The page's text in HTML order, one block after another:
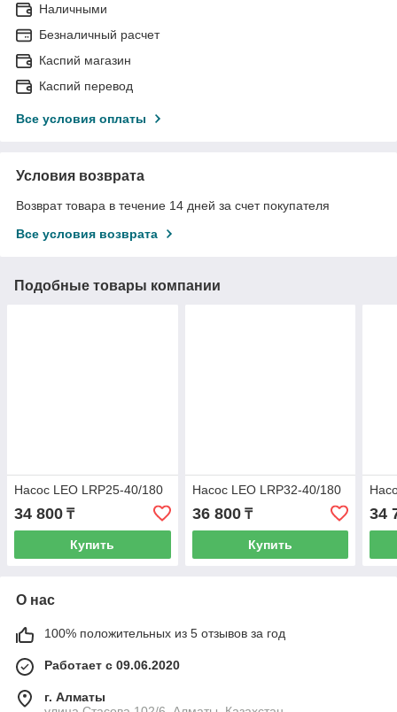
Наличными
Безналичный расчет
Каспий магазин
Каспий перевод
Все условия оплаты
Условия возврата
Возврат товара в течение 14 дней за счет покупателя
Все условия возврата
Подобные товары компании
Насос LEO LRP25-40/180
34 800 ₸
Купить
Насос LEO LRP32-40/180
36 800₸
Купить
34
О нас
100% положительных из 5 отзывов за год
Работает с 09.06.2020
г. Алматы